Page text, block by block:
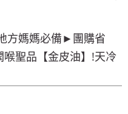
方媽媽必備►團購省
喉聖品【金皮油】!天冷